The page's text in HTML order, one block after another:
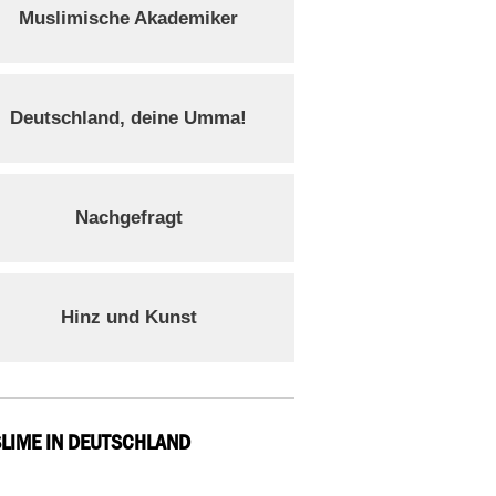
Muslimische Akademiker
Deutschland, deine Umma!
Nachgefragt
Hinz und Kunst
IN DEUTSCHLAND